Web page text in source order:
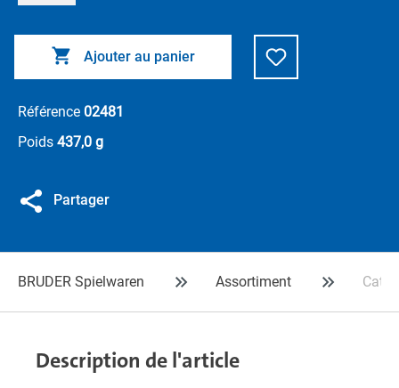
Ajouter au panier
Référence 02481
Poids 437,0 g
Partager
BRUDER Spielwaren Assortiment Cat®
Description de l'article